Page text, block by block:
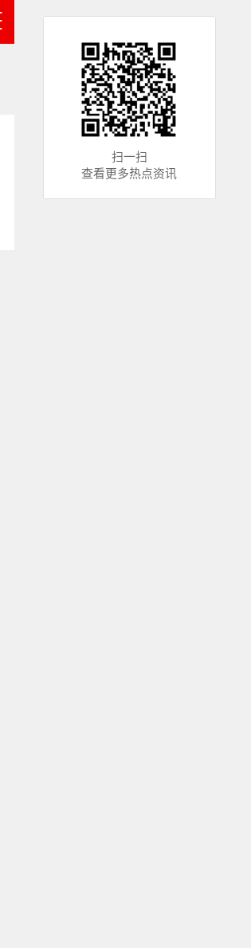
扫一扫
查看更多热点资讯